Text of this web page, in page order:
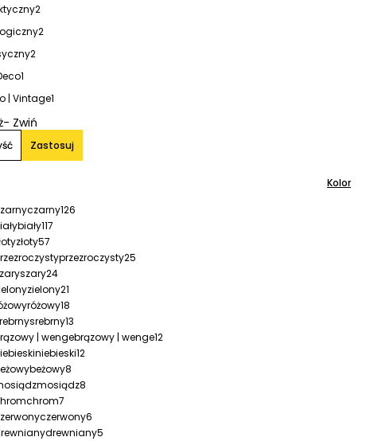
2
2
2
1
| Vintage1
- Zwiń
Zastosuj
Kolor
czarny126
biały117
złoty57
przezroczysty25
szary24
zielony21
różowy18
srebrny13
brązowy | wenge12
niebieski12
beżowy8
mosiądz8
chrom7
czerwony6
drewniany5